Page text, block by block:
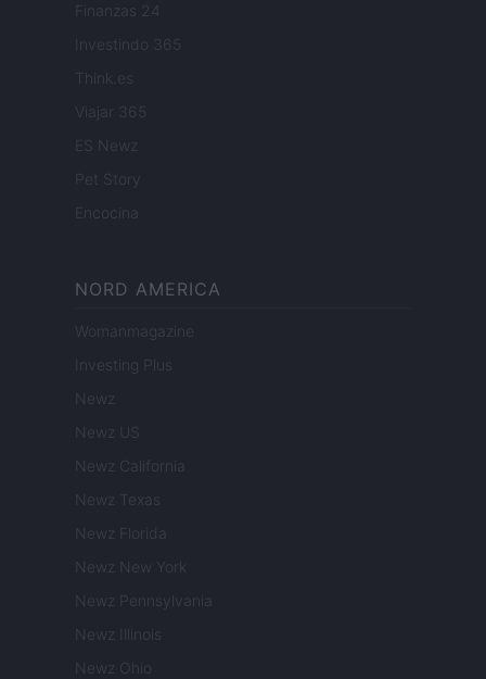
Finanzas 24
Investindo 365
Think.es
Viajar 365
ES Newz
Pet Story
Encocina
NORD AMERICA
Womanmagazine
Investing Plus
Newz
Newz US
Newz California
Newz Texas
Newz Florida
Newz New York
Newz Pennsylvania
Newz Illinois
Newz Ohio